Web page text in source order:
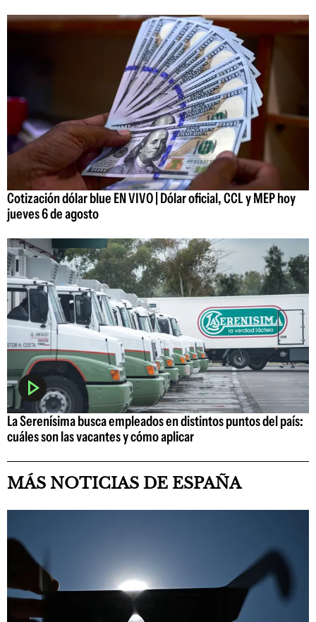
Cotización dólar blue EN VIVO | Dólar oficial, CCL y MEP hoy
jueves 6 de agosto
La Serenísima busca empleados en distintos puntos del país:
cuáles son las vacantes y cómo aplicar
MÁS NOTICIAS DE ESPAÑA